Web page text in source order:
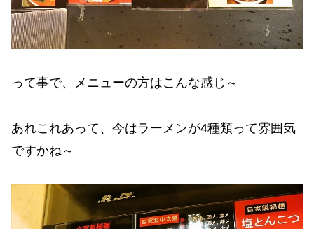
って事で、メニューの方はこんな感じ～
あれこれあって、今はラーメンが4種類って雰囲気
ですかね～